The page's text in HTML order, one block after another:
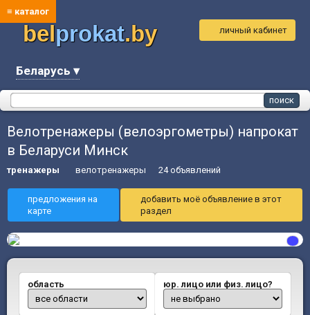
≡ каталог
belprokat.by
Беларусь ▾
личный кабинет
Велотренажеры (велоэргометры) напрокат
в Беларуси Минск
тренажеры велотренажеры 24 объявлений
предложения на
карте
добавить моё объявление в этот
раздел
область юр. лицо или физ. лицо?